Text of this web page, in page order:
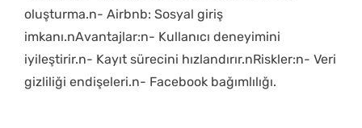
oluşturma.n- Airbnb: Sosyal giriş
imkanı.nAvantajlar:n- Kullanıcı deneyimini
iyileştirir.n- Kayıt sürecini hızlandırır.nRiskler:n- Veri
gizliliği endişeleri.n- Facebook bağımlılığı.